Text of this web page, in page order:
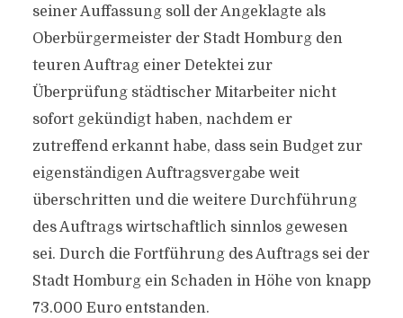
seiner Auffassung soll der Angeklagte als
Oberbürgermeister der Stadt Homburg den
teuren Auftrag einer Detektei zur
Überprüfung städtischer Mitarbeiter nicht
sofort gekündigt haben, nachdem er
zutreffend erkannt habe, dass sein Budget zur
eigenständigen Auftragsvergabe weit
überschritten und die weitere Durchführung
des Auftrags wirtschaftlich sinnlos gewesen
sei. Durch die Fortführung des Auftrags sei der
Stadt Homburg ein Schaden in Höhe von knapp
73.000 Euro entstanden.